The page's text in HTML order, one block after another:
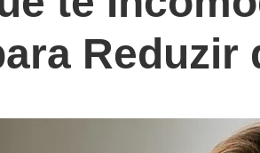
Reduzir